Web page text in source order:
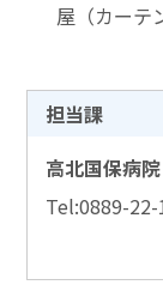
屋（カーテ
担当課
高北国保病院
Tel:0889-22-